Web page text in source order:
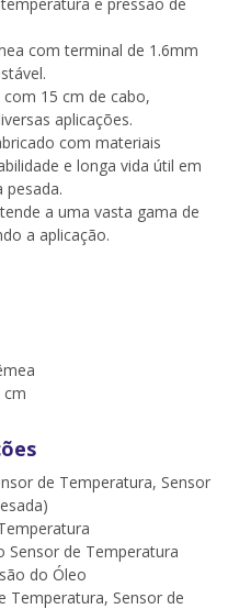
com terminal de 1.6mm
15 cm de cabo,
aplicações.
com materiais
e longa vida útil em
pesada.
a uma vasta gama de
a aplicação.
cm
de Temperatura, Sensor
Sensor de Temperatura
do Óleo
Temperatura, Sensor de